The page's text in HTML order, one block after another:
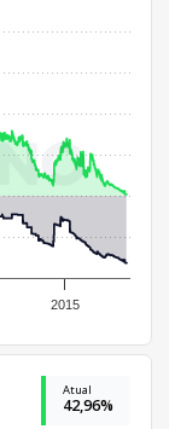
2015
Atual
42,96%